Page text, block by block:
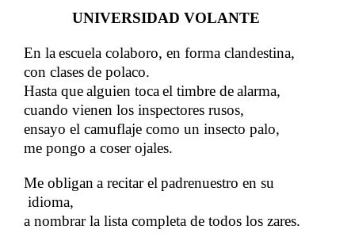
UNIVERSIDAD VOLANTE
En la​​escuela colaboro, en forma clandestina,
con clases​​de polaco.
Hasta que​​alguien toca​​el ​​timbre de​​alarma,​​
cuando vienen los inspectores rusos,
ensayo el camuflaje como un insecto palo,
me pongo a coser ojales.
Me obligan ​​a ​​recitar​​el ​​padrenuestro ​​en su
idioma,​​
a nombrar la lista completa de todos los zares.